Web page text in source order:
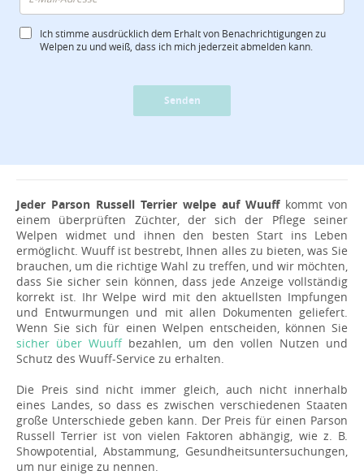
Ich stimme ausdrücklich dem Erhalt von Benachrichtigungen zu
Welpen zu und weiß, dass ich mich jederzeit abmelden kann.
Senden
Jeder Parson Russell Terrier welpe auf Wuuffkommt von
einem überprüften Züchter, der sich der Pflege seiner
Welpen widmet und ihnen den besten Start ins Leben
ermöglicht. Wuuff ist bestrebt, Ihnen alles zu bieten, was Sie
brauchen, um die richtige Wahl zu treffen, und wir möchten,
dass Sie sicher sein können, dass jede Anzeige vollständig
korrekt ist. Ihr Welpe wird mit den aktuellsten Impfungen
und Entwurmungen und mit allen Dokumenten geliefert.
Wenn Sie sich für einen Welpen entscheiden, können Sie
sicher über Wuuffbezahlen, um den vollen Nutzen und
Schutz des Wuuff-Service zu erhalten.
Die Preis sind nicht immer gleich, auch nicht innerhalb
eines Landes, so dass es zwischen verschiedenen Staaten
große Unterschiede geben kann. Der Preis für einen Parson
Russell Terrier ist von vielen Faktoren abhängig, wie z. B.
Showpotential, Abstammung, Gesundheitsuntersuchungen,
um nur einige zu nennen.